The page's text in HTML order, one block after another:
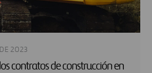
2023
contratos de construcción en